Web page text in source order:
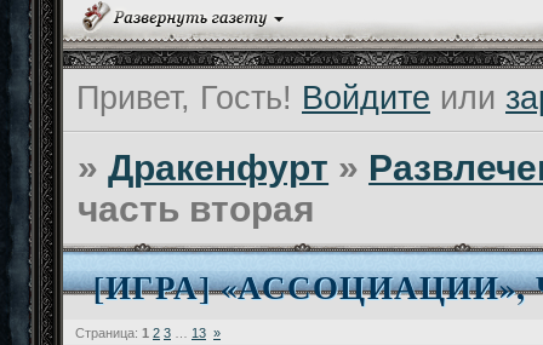
Привет, Гость! Войдите или
»Дракенфурт »
часть вторая
[ИГРА] «АССОЦИАЦИИ»,
Страница: 1 2 3 13 »